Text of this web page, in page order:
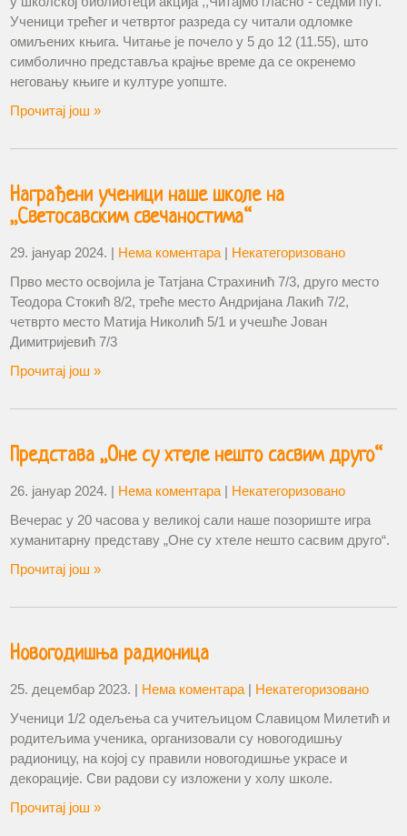
Ученици трећег и четвртог разреда су читали одломке
омиљених књига. Читање је почело у 5 до 12 (11.55), што
симболично представља крајње време да се окренемо
неговању књиге и културе уопште.
Прочитај још »
Награђени ученици наше школе на
„Светосавским свечаностима“
29. јануар 2024. | Нема коментара | Некатегоризовано
Прво место освојила је Татјана Страхинић 7/3, друго место
Теодора Стокић 8/2, треће место Андријана Лакић 7/2,
четврто место Матија Николић 5/1 и учешће Јован
Димитријевић 7/3
Прочитај још »
Представа „Оне су хтеле нешто сасвим друго“
26. јануар 2024. | Нема коментара | Некатегоризовано
Вечерас у 20 часова у великој сали наше позориште игра
хуманитарну представу „Оне су хтеле нешто сасвим друго“.
Прочитај још »
Новогодишња радионица
25. децембар 2023. | Нема коментара | Некатегоризовано
Ученици 1/2 одељења са учитељицом Славицом Милетић и
родитељима ученика, организовали су новогодишњу
радионицу, на којој су правили новогодишње украсе и
декорације. Сви радови су изложени у холу школе.
Прочитај још »